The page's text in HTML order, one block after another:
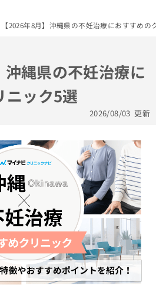
【2026年8月】沖縄県の不妊治療におすすめの
沖縄県の不妊治療に
ニック5選
2026/08/03 更新